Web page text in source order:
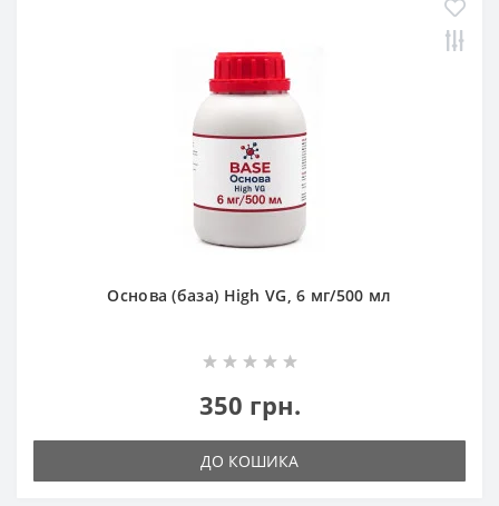
Основа (база) High VG, 6 мг/500 мл
350 грн.
ДО КОШИКА